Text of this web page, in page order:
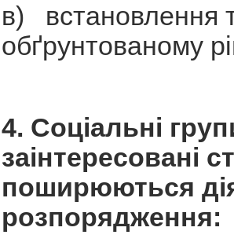
в) встановлення
обґрунтованому
4. Соціальні
заінтересовані
поширюються
розпорядження: